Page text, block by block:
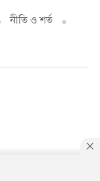
নীতি ও শর্ত